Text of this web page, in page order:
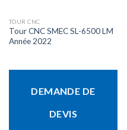
TOUR CNC
Tour CNC SMEC SL-6500 LM
Année 2022
DEMANDE DE
DEVIS